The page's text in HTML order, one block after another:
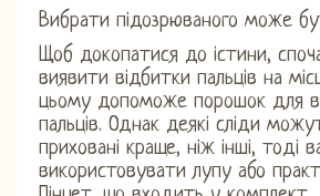
Вибрати підозрюваного може
Щоб докопатися до істини,
виявити відбитки пальців на
цьому допоможе порошок для
пальців. Однак деякі сліди
приховані краще, ніж інші, тоді
використовувати лупу або